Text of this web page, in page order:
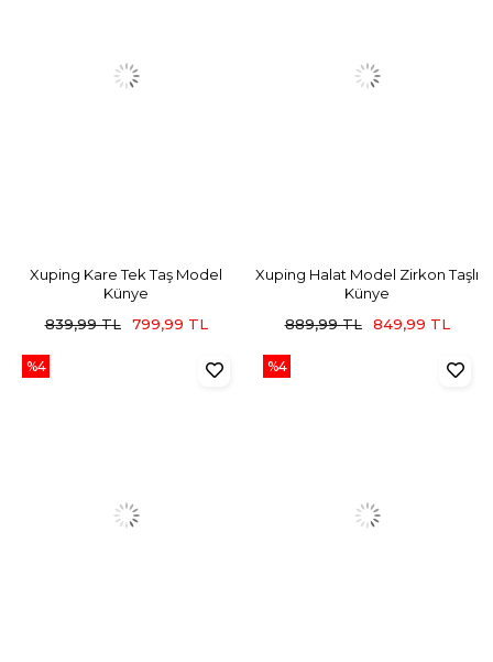
Xuping Kare Tek Taş Model
Künye
839,99 TL
799,99 TL
Xuping Halat Model Zirkon Taşlı
Künye
889,99 TL
849,99 TL
%4 %4